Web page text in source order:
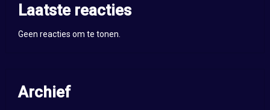
Laatste reacties
Geen reacties om te tonen.
Archief